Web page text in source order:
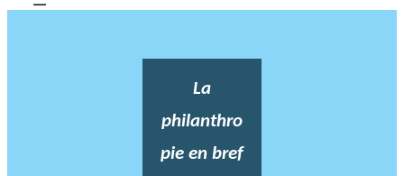
La
philanthro
pie en bref